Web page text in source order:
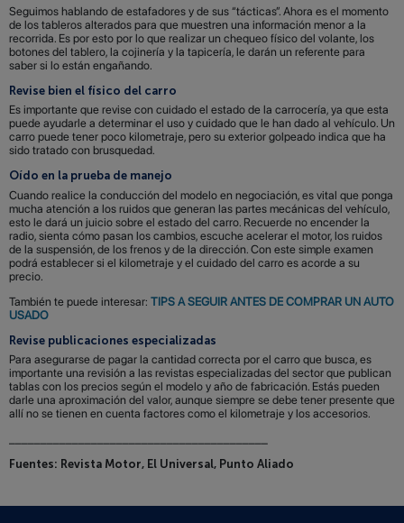
Seguimos hablando de estafadores y de sus “tácticas”. Ahora es el momento
de los tableros alterados para que muestren una información menor a la
recorrida. Es por esto por lo que realizar un chequeo físico del volante, los
botones del tablero, la cojinería y la tapicería, le darán un referente para
saber si lo están engañando.
Revise bien el físico del carro
Es importante que revise con cuidado el estado de la carrocería, ya que esta
puede ayudarle a determinar el uso y cuidado que le han dado al vehículo. Un
carro puede tener poco kilometraje, pero su exterior golpeado indica que ha
sido tratado con brusquedad.
Oído en la prueba de manejo
Cuando realice la conducción del modelo en negociación, es vital que ponga
mucha atención a los ruidos que generan las partes mecánicas del vehículo,
esto le dará un juicio sobre el estado del carro. Recuerde no encender la
radio, sienta cómo pasan los cambios, escuche acelerar el motor, los ruidos
de la suspensión, de los frenos y de la dirección. Con este simple examen
podrá establecer si el kilometraje y el cuidado del carro es acorde a su
precio.
También te puede interesar: TIPS A SEGUIR ANTES DE COMPRAR UN AUTO
USADO
Revise publicaciones especializadas
Para asegurarse de pagar la cantidad correcta por el carro que busca, es
importante una revisión a las revistas especializadas del sector que publican
tablas con los precios según el modelo y año de fabricación. Estás pueden
darle una aproximación del valor, aunque siempre se debe tener presente que
allí no se tienen en cuenta factores como el kilometraje y los accesorios.
Fuentes: Revista Motor, El Universal, Punto Aliado